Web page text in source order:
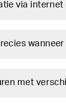
via
met